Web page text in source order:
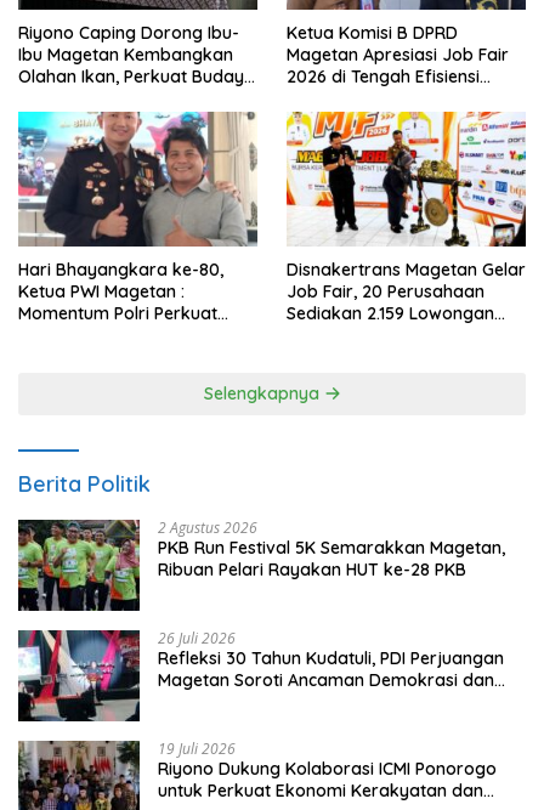
Riyono Caping Dorong Ibu-
Ibu Magetan Kembangkan
Olahan Ikan, Perkuat Budaya
Ketua Komisi B DPRD
Magetan Apresiasi Job Fair
2026 di Tengah Efisiensi
Hari Bhayangkara ke-80,
Ketua PWI Magetan :
Momentum Polri Perkuat
Disnakertrans Magetan Gelar
Job Fair, 20 Perusahaan
Sediakan 2.159 Lowongan
Selengkapnya
Berita Politik
2 Agustus 2026
PKB Run Festival 5K Semarakkan Magetan,
Ribuan Pelari Rayakan HUT ke-28 PKB
26 Juli 2026
Refleksi 30 Tahun Kudatuli, PDI Perjuangan
Magetan Soroti Ancaman Demokrasi dan
19 Juli 2026
Riyono Dukung Kolaborasi ICMI Ponorogo
untuk Perkuat Ekonomi Kerakyatan dan